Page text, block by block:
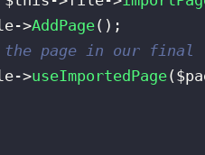
->AddPage( ) ;
page in our
->useImportedPage(